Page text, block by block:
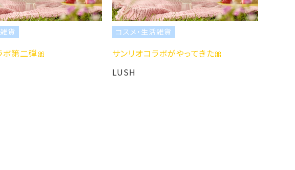
サンリオコラボがやってきた🎀